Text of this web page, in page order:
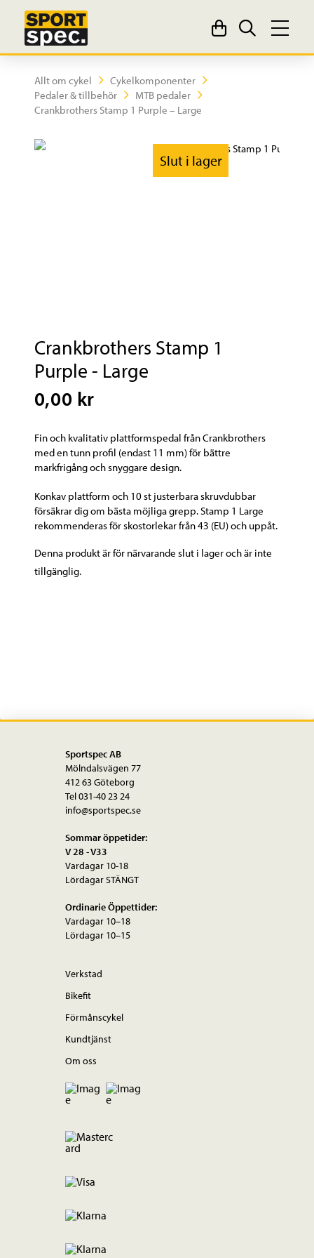
Allt om cykel
Cykelkomponenter
Pedaler & tillbehör
MTB pedaler
Crankbrothers Stamp 1 Purple – Large
Slut i lager
Crankbrothers Stamp 1
Purple - Large
0,00 kr
Fin och kvalitativ plattformspedal från Crankbrothers
med en tunn profil (endast 11 mm) för bättre
markfrigång och snyggare design.
Konkav plattform och 10 st justerbara skruvdubbar
försäkrar dig om bästa möjliga grepp. Stamp 1 Large
rekommenderas för skostorlekar från 43 (EU) och uppåt.
Denna produkt är för närvarande slut i lager och är inte
tillgänglig.
Sportspec AB
Mölndalsvägen 77
412 63 Göteborg
Tel 031-40 23 24
info@sportspec.se
Sommar öppetider:
V 28 - V33
Vardagar 10-18
Lördagar STÄNGT
Ordinarie Öppettider:
Vardagar 10–18
Lördagar 10–15
Verkstad
Bikefit
Förmånscykel
Kundtjänst
Om oss